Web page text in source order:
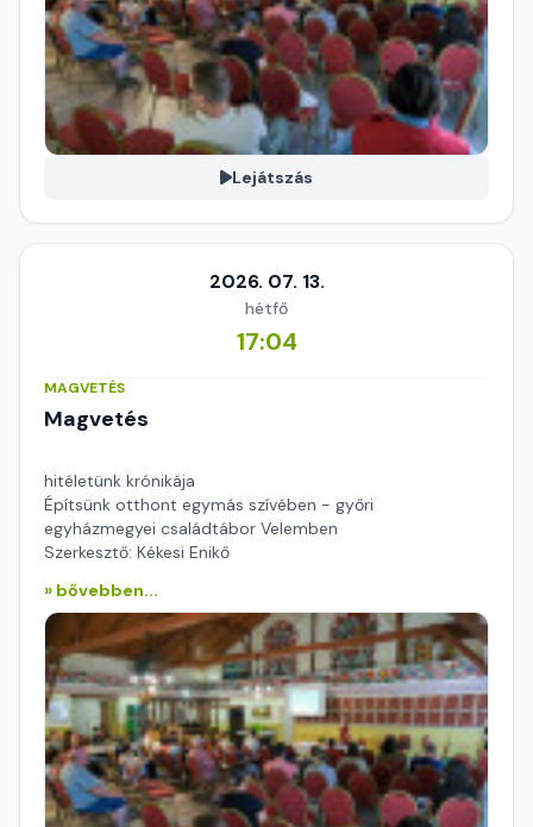
Lejátszás
2026. 07. 13.
hétfő
17:04
MAGVETÉS
Magvetés
hitéletünk krónikája
Építsünk otthont egymás szívében - győri
egyházmegyei családtábor Velemben
Szerkesztő: Kékesi Enikő
» bővebben...